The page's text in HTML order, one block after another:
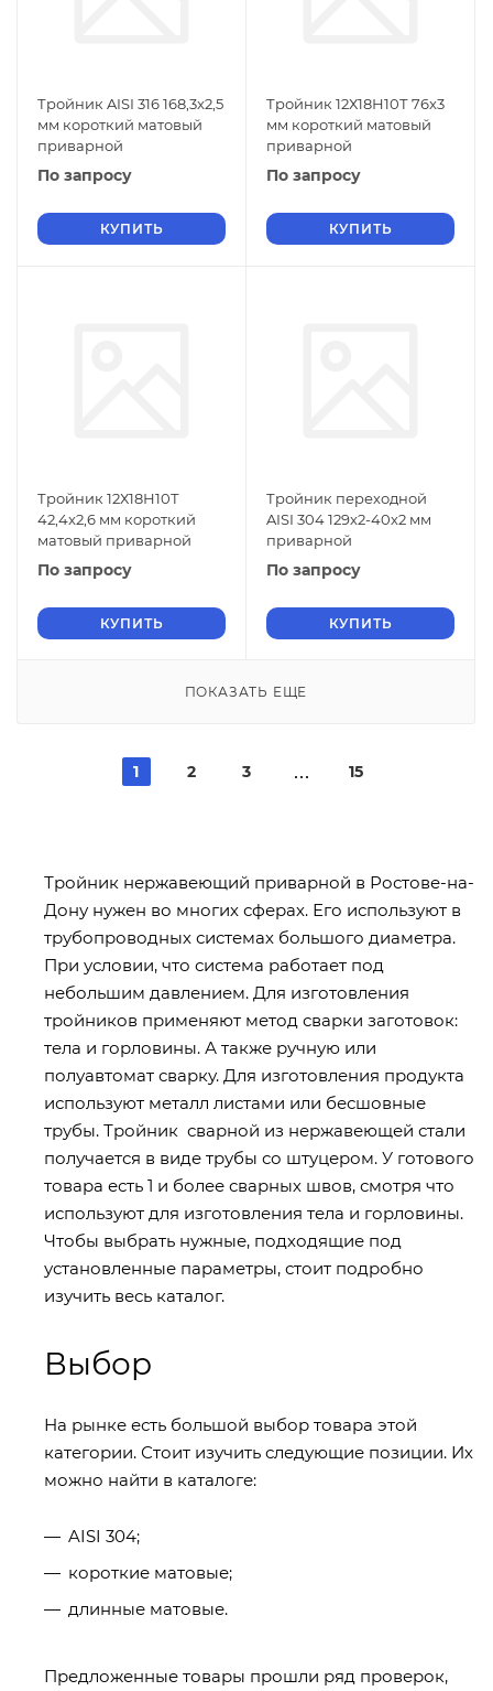
Тройник AISI 316 168,3x2,5
мм короткий матовый
приварной
По запросу
КУПИТЬ
Тройник 12Х18Н10Т 76x3
мм короткий матовый
приварной
По запросу
КУПИТЬ
Тройник 12Х18Н10Т
42,4x2,6 мм короткий
матовый приварной
По запросу
КУПИТЬ
Тройник переходной
AISI 304 129х2-40х2 мм
приварной
По запросу
КУПИТЬ
ПОКАЗАТЬ ЕЩЕ
1 2 3 15
Тройник нержавеющий приварной в Ростове-на-
Дону нужен во многих сферах. Его используют в
трубопроводных системах большого диаметра.
При условии, что система работает под
небольшим давлением. Для изготовления
тройников применяют метод сварки заготовок:
тела и горловины. А также ручную или
полуавтомат сварку. Для изготовления продукта
используют металл листами или бесшовные
трубы. Тройник сварной из нержавеющей стали
получается в виде трубы со штуцером. У готового
товара есть 1 и более сварных швов, смотря что
используют для изготовления тела и горловины.
Чтобы выбрать нужные, подходящие под
установленные параметры, стоит подробно
изучить весь каталог.
Выбор
На рынке есть большой выбор товара этой
категории. Стоит изучить следующие позиции. Их
можно найти в каталоге:
AISI 304;
короткие матовые;
длинные матовые.
Предложенные товары прошли ряд проверок,